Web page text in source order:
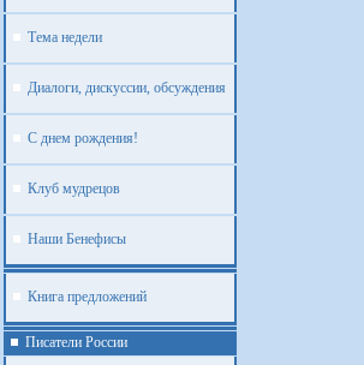
Тема недели
Диалоги, дискуссии, обсуждения
С днем рождения!
Клуб мудрецов
Наши Бенефисы
Книга предложений
Писатели России